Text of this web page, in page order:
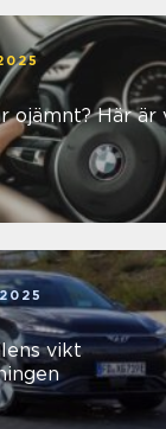
ojämnt? Här är
vikt